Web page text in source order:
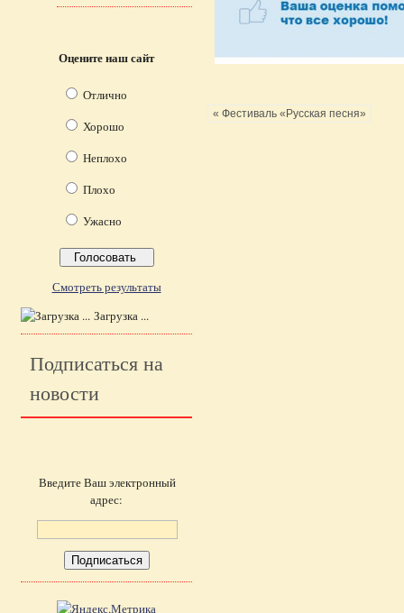
« Фестиваль «Русская песня»
Оцените наш сайт
Отлично
Хорошо
Неплохо
Плохо
Ужасно
Смотреть результаты
Загрузка ...
Подписаться на
новости
Введите Ваш электронный
адрес: